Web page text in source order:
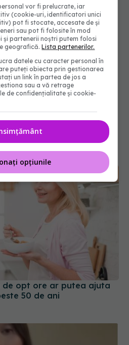
de opt ore ar putea ajuta
50 de ani
vor fi prelucrate, iar
(cookie-uri, identificatori unici
pot fi stocate, accesate de și
sau pot fi folosite în mod
și partenerii noștri putem folosi
geografică.Lista partenerilor.
datele cu caracter personal în
puteți obiecta prin gestionarea
un link în partea de jos a
sau a vă retrage
de confidențialitate și cookie-
opțiunile